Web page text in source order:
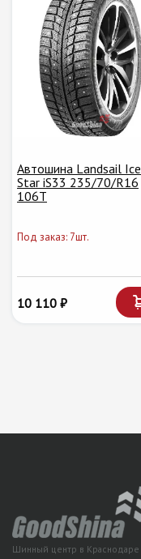
Автошина Landsail Ice
Star iS33 235/70/R16
106T
Под заказ: 7шт.
10 110 ₽
Шинный центр в Краснодаре